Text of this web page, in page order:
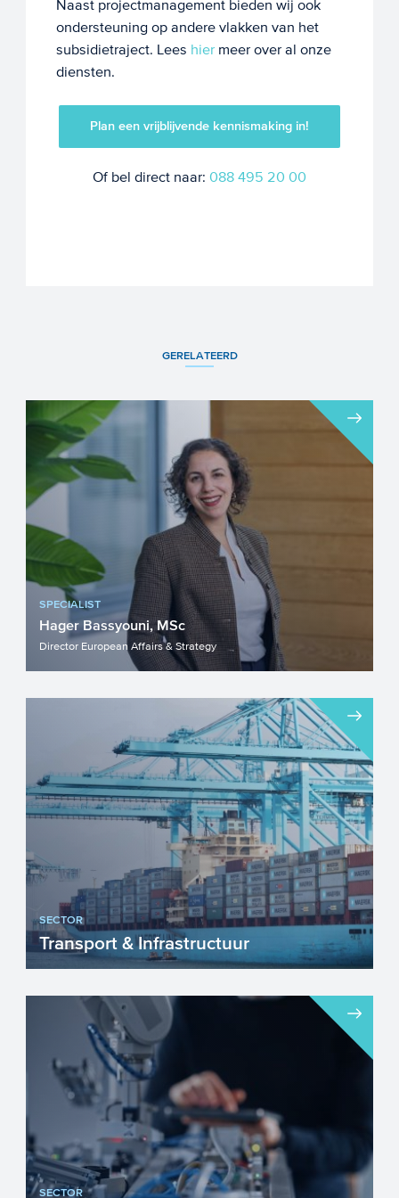
Naast projectmanagement bieden wij ook
ondersteuning op andere vlakken van het
subsidietraject. Lees hiermeer over al onze
diensten.
Plan een vrijblijvende kennismaking in!
Of bel direct naar: 088 495 20 00
GERELATEERD
SPECIALIST
Hager Bassyouni, MSc
Director European Affairs & Strategy
SECTOR
Transport & Infrastructuur
Nederland heeft een internationale
toppositie als het gaat om Transport &
Infrastructuur. Onze g...
SECTOR